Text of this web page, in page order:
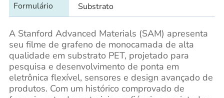
Formulário
Substrato
A Stanford Advanced Materials (SAM) apresenta
seu filme de grafeno de monocamada de alta
qualidade em substrato PET, projetado para
pesquisa e desenvolvimento de ponta em
eletrônica flexível, sensores e design avançado de
produtos. Com um histórico comprovado de